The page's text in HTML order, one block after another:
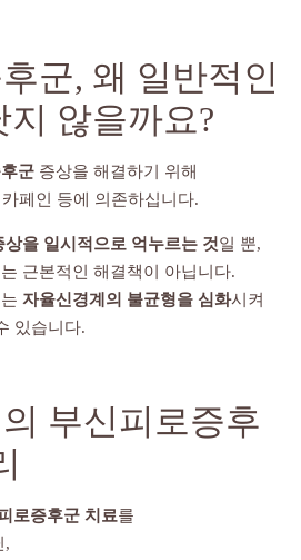
군, 왜 일반적인
지 않을까요?
군 증상을 해결하기 위해
페인 등에 의존하십니다.
상을 일시적으로 억누르는 것일 뿐,
근본적인 해결책이 아닙니다.
자율신경계의 불균형을 심화시켜
있습니다.
부신피로증후
로증후군 치료를
,